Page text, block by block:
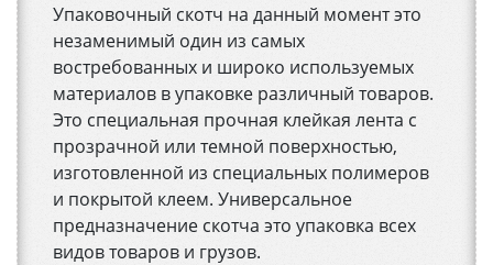
Упаковочный скотч на данный момент это
незаменимый один из самых
востребованных и широко используемых
материалов в упаковке различный товаров.
Это специальная прочная клейкая лента с
прозрачной или темной поверхностью,
изготовленной из специальных полимеров
и покрытой клеем. Универсальное
предназначение скотча это упаковка всех
видов товаров и грузов.